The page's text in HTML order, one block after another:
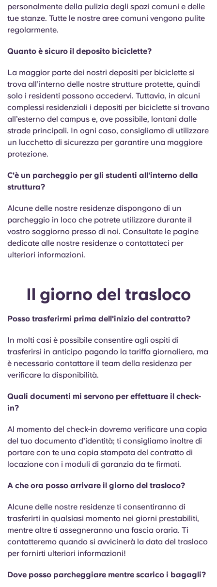
personalmente della pulizia degli spazi comuni e delle
tue stanze. Tutte le nostre aree comuni vengono pulite
regolarmente.
Quanto è sicuro il deposito biciclette?
La maggior parte dei nostri depositi per biciclette si
trova all’interno delle nostre strutture protette, quindi
solo i residenti possono accedervi. Tuttavia, in alcuni
complessi residenziali i depositi per biciclette si trovano
all’esterno del campus e, ove possibile, lontani dalle
strade principali. In ogni caso, consigliamo di utilizzare
un lucchetto di sicurezza per garantire una maggiore
protezione.
C'è un parcheggio per gli studenti all'interno della
struttura?
Alcune delle nostre residenze dispongono di un
parcheggio in loco che potrete utilizzare durante il
vostro soggiorno presso di noi. Consultate le pagine
dedicate alle nostre residenze o contattateci per
ulteriori informazioni.
Il giorno del trasloco
Posso trasferirmi prima dell'inizio del contratto?
In molti casi è possibile consentire agli ospiti di
trasferirsi in anticipo pagando la tariffa giornaliera, ma
è necessario contattare il team della residenza per
verificare la disponibilità.
Quali documenti mi servono per effettuare il check-
in?
Al momento del check-in dovremo verificare una copia
del tuo documento d’identità; ti consigliamo inoltre di
portare con te una copia stampata del contratto di
locazione con i moduli di garanzia da te firmati.
A che ora posso arrivare il giorno del trasloco?
Alcune delle nostre residenze ti consentiranno di
trasferirti in qualsiasi momento nei giorni prestabiliti,
mentre altre ti assegneranno una fascia oraria. Ti
contatteremo quando si avvicinerà la data del trasloco
per fornirti ulteriori informazioni!
Dove posso parcheggiare mentre scarico i bagagli?